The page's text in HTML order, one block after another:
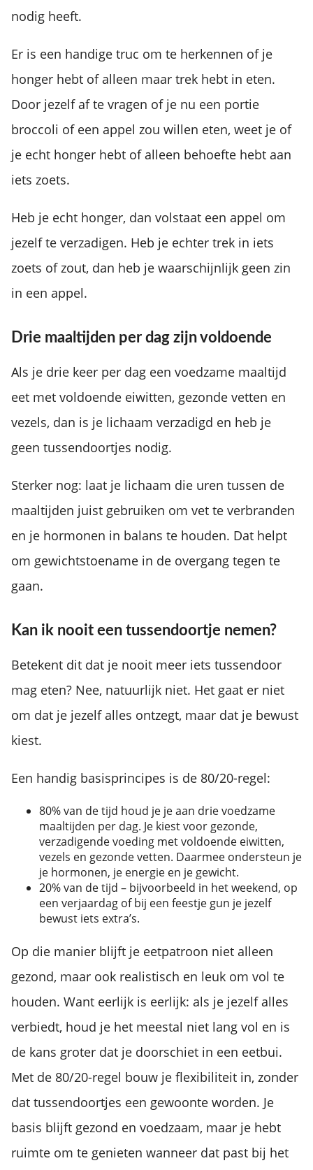
nodig heeft.
Er is een handige truc om te herkennen of je
honger hebt of alleen maar trek hebt in eten.
Door jezelf af te vragen of je nu een portie
broccoli of een appel zou willen eten, weet je of
je echt honger hebt of alleen behoefte hebt aan
iets zoets.
Heb je echt honger, dan volstaat een appel om
jezelf te verzadigen. Heb je echter trek in iets
zoets of zout, dan heb je waarschijnlijk geen zin
in een appel.
Drie maaltijden per dag zijn voldoende
Als je drie keer per dag een voedzame maaltijd
eet met voldoende eiwitten, gezonde vetten en
vezels, dan is je lichaam verzadigd en heb je
geen tussendoortjes nodig.
Sterker nog: laat je lichaam die uren tussen de
maaltijden juist gebruiken om vet te verbranden
en je hormonen in balans te houden. Dat helpt
om gewichtstoename in de overgang tegen te
gaan.
Kan ik nooit een tussendoortje nemen?
Betekent dit dat je nooit meer iets tussendoor
mag eten? Nee, natuurlijk niet. Het gaat er niet
om dat je jezelf alles ontzegt, maar dat je bewust
kiest.
Een handig basisprincipes is de 80/20-regel:
80% van de tijd houd je je aan drie voedzame
maaltijden per dag. Je kiest voor gezonde,
verzadigende voeding met voldoende eiwitten,
vezels en gezonde vetten. Daarmee ondersteun je
je hormonen, je energie en je gewicht.
20% van de tijd – bijvoorbeeld in het weekend, op
een verjaardag of bij een feestje gun je jezelf
bewust iets extra’s.
Op die manier blijft je eetpatroon niet alleen
gezond, maar ook realistisch en leuk om vol te
houden. Want eerlijk is eerlijk: als je jezelf alles
verbiedt, houd je het meestal niet lang vol en is
de kans groter dat je doorschiet in een eetbui.
Met de 80/20-regel bouw je flexibiliteit in, zonder
dat tussendoortjes een gewoonte worden. Je
basis blijft gezond en voedzaam, maar je hebt
ruimte om te genieten wanneer dat past bij het